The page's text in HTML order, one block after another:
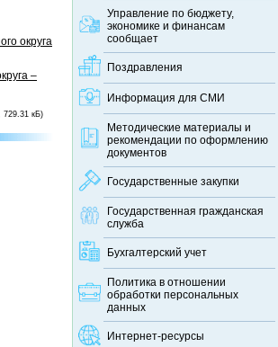
Управление по бюджету,
экономике и финансам
сообщает
Поздравления
Информация для СМИ
Методические материалы и
рекомендации по оформлению
документов
Государственные закупки
Государственная гражданская
служба
Бухгалтерский учет
Политика в отношении
обработки персональных
данных
Интернет-ресурсы
округа
–
729.31 кБ)